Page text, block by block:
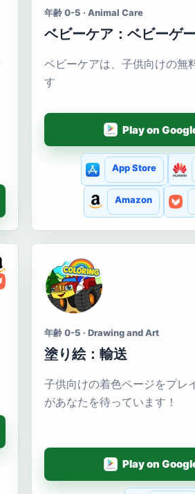
年齢 0-5 · Animal Care
ベビーケア：ベビーゲ
ベビーケアは、子供向けの無
す
Play on
App Store
Amazon
年齢 0-5 · Drawing and Art
塗り絵：輸送
子供向けの着色ページをプレ
があなたを待っています！
Play on